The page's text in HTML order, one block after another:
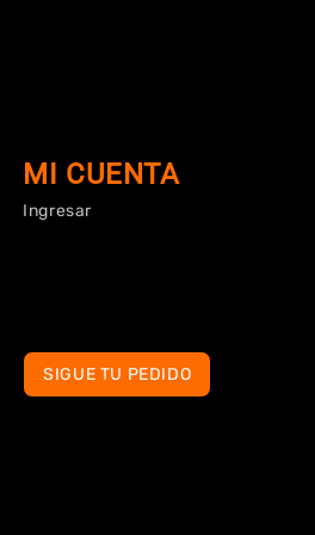
MI CUENTA
Ingresar
SIGUE TU PEDIDO